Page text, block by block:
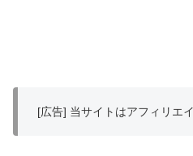
[広告] 当サイトはアフィリエ